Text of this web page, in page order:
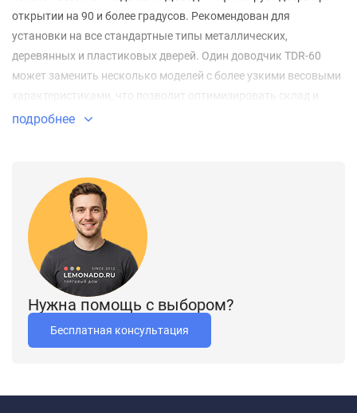
открытии на 90 и более градусов. Рекомендован для
установки на все стандартные типы металлических,
деревянных и пластиковых дверей. Один доводчик TDR-60
может заменить несколько моделей с более узкими весовыми
характеристиками, что позволит оптимизировать склад и
неплохо сэкономить! Гарантия 1 год. Цвет : белый.
подробнее
Нужна помощь с выбором?
Бесплатная консультация